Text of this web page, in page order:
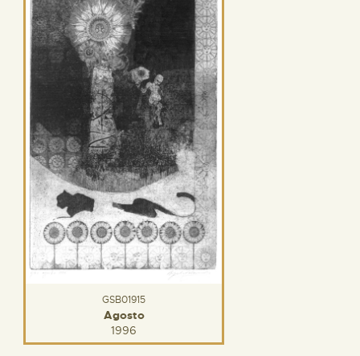
GSB01915
Agosto
1996